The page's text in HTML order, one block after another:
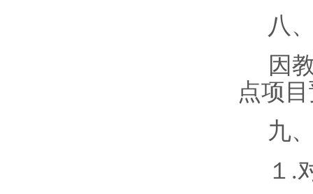
八
因
点项
九
１ .